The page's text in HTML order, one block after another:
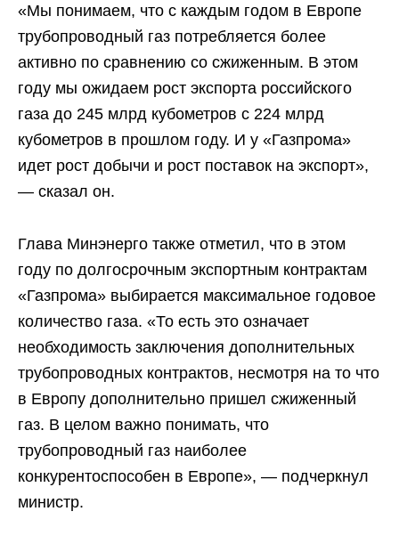
«Мы понимаем, что с каждым годом в Европе
трубопроводный газ потребляется более
активно по сравнению со сжиженным. В этом
году мы ожидаем рост экспорта российского
газа до 245 млрд кубометров с 224 млрд
кубометров в прошлом году. И у «Газпрома»
идет рост добычи и рост поставок на экспорт»,
— сказал он.
Глава Минэнерго также отметил, что в этом
году по долгосрочным экспортным контрактам
«Газпрома» выбирается максимальное годовое
количество газа. «То есть это означает
необходимость заключения дополнительных
трубопроводных контрактов, несмотря на то что
в Европу дополнительно пришел сжиженный
газ. В целом важно понимать, что
трубопроводный газ наиболее
конкурентоспособен в Европе», — подчеркнул
министр.